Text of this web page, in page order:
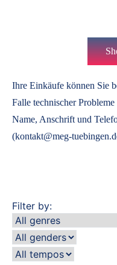
Ihre Einkäufe können Sie
Falle technischer
Name, Anschrift und
(kontakt@meg-
Filter by: